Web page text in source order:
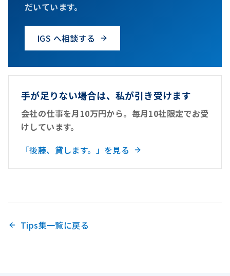
だいています。
IGS へ相談する
手が足りない場合は、私が引き受けます
会社の仕事を月10万円から。毎月10社限定でお受
けしています。
「後藤、貸します。」を見る
Tips集一覧に戻る